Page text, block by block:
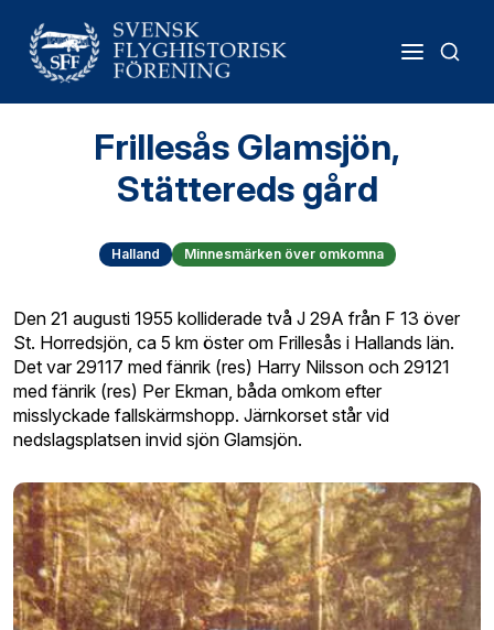
Frillesås Glamsjön,
Stättereds gård
Halland Minnesmärken över omkomna
Den 21 augusti 1955 kolliderade två J 29A från F 13 över
St. Horredsjön, ca 5 km öster om Frillesås i Hallands län.
Det var 29117 med fänrik (res) Harry Nilsson och 29121
med fänrik (res) Per Ekman, båda omkom efter
misslyckade fallskärmshopp. Järnkorset står vid
nedslagsplatsen invid sjön Glamsjön.